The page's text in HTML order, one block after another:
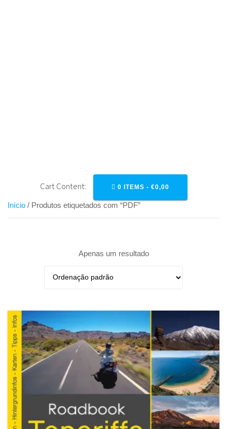
Cart Content: 0 ITEMS - €0,00
Início / Produtos etiquetados com “PDF”
Apenas um resultado